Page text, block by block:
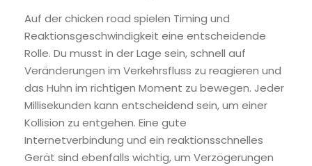
Auf der chicken road spielen Timing und
Reaktionsgeschwindigkeit eine entscheidende
Rolle. Du musst in der Lage sein, schnell auf
Veränderungen im Verkehrsfluss zu reagieren und
das Huhn im richtigen Moment zu bewegen. Jeder
Millisekunden kann entscheidend sein, um einer
Kollision zu entgehen. Eine gute
Internetverbindung und ein reaktionsschnelles
Gerät sind ebenfalls wichtig, um Verzögerungen